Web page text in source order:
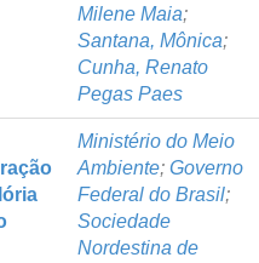
Milene Maia;
Santana, Mônica;
Cunha, Renato
Pegas Paes
Ministério do Meio
Ambiente; Governo
Federal do Brasil;
Sociedade
Nordestina de